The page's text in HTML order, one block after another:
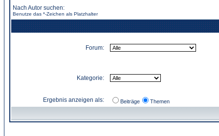
Nach Autor suchen:
Benutze das *-Zeichen als Platzhalter
Forum:
Kategorie:
Ergebnis anzeigen als: Beiträge Themen